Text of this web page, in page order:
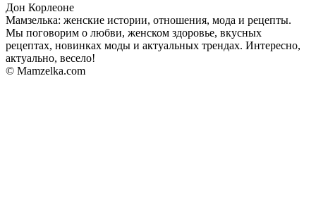
Дон Корлеоне
Мамзелька: женские истории, отношения, мода и рецепты.
Мы поговорим о любви, женском здоровье, вкусных
рецептах, новинках моды и актуальных трендах. Интересно,
актуально, весело!
© Mamzelka.com